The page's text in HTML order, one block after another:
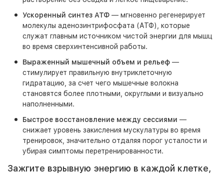
Ускоренный синтез АТФ — мгновенно регенерирует
молекулы аденозинтрифосфата (АТФ), которые
служат главным источником чистой энергии для мышц
во время сверхинтенсивной работы.
Выраженный мышечный объем и рельеф —
стимулирует правильную внутриклеточную
гидратацию, за счет чего мышечные волокна
становятся более плотными, округлыми и визуально
наполненными.
Быстрое восстановление между сессиями —
снижает уровень закисления мускулатуры во время
тренировок, значительно отдаляя порог усталости и
убирая симптомы перетренированности.
Зажгите взрывную энергию в каждой клетке,